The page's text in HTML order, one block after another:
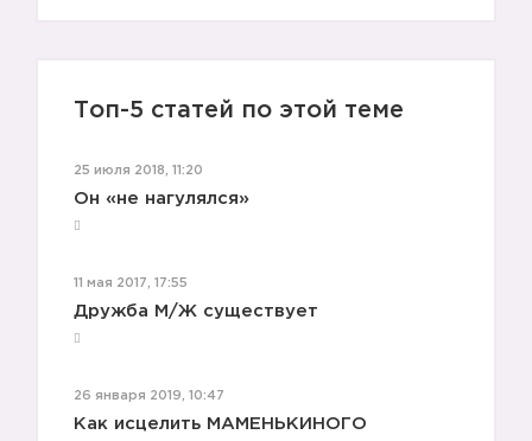
Топ-5 статей по этой теме
25 июля 2018, 11:20
Он «не нагулялся»
11 мая 2017, 17:55
Дружба М/Ж существует
26 января 2019, 10:47
Как исцелить МАМЕНЬКИНОГО